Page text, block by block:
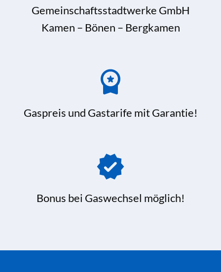
Gemeinschaftsstadtwerke GmbH
Kamen – Bönen – Bergkamen
Gaspreis und Gastarife mit Garantie!
Bonus bei Gaswechsel möglich!